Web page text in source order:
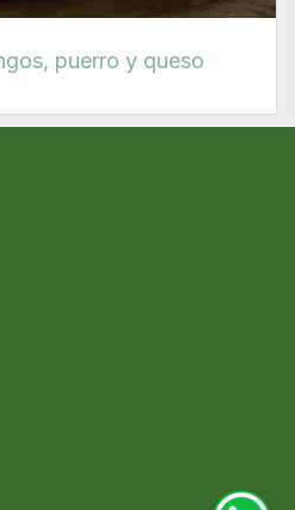
puerro y queso